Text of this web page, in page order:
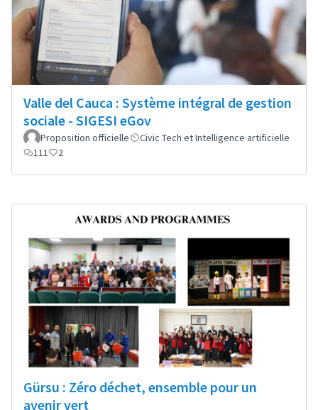
Valle del Cauca : Système intégral de gestion
sociale - SIGESI eGov
Proposition officielle
Civic Tech et Intelligence artificielle
111
2
Gürsu : Zéro déchet, ensemble pour un
avenir vert